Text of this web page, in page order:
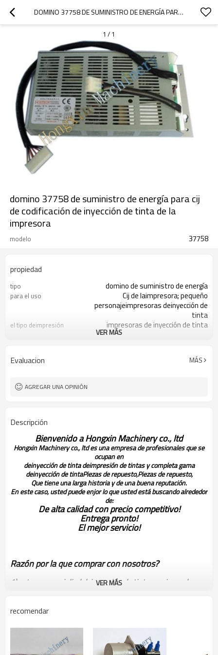
DOMINO 37758 DE SUMINISTRO DE ENERGÍA PARA CIJ DE CODIFICACIÓN DE INYECCIÓN DE TINTA DE LA IMPRESORA
1 / 1
domino 37758 de suministro de energía para cij
de codificación de inyección de tinta de la
impresora
modelo 37758
propiedad
tipo domino de suministro de energía
para el uso
Cij de laimpresora; pequeño
personajeimpresoras deinyección de
tinta
el tipo deimpresión impresoras de inyección de tinta
1pc
condiciones de pago /t t; la unión occidental
entregue el tiempo
VER MÁS
Evaluacion MÁS
AGREGAR UNA OPINIÓN
Descripción
Bienvenido a Hongxin Machinery co., ltd
Hongxin Machinery co., ltd es una empresa de profesionales que se
ocupan en
deinyección de tinta deimpresión de tintas y completa gama
deinyección de tintaPiezas de repuesto,Piezas de repuesto,
Que tiene una larga historia y de una buena reputación.
En este caso, usted puede enjor lo que usted está buscando alrededor
de:
De alta calidad con precio competitivo!
Entrega pronto!
El mejor servicio!
Razón por la que comprar con nosotros?
1) estamos specialied deinyección de tinta en piezas de
2) 3 meses products' de período de garantía!
3) tener el mejor servicio de pre- ventas& post- venta!
VER MÁS
recomendar